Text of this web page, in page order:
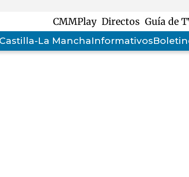
CMMPlay Directos Guía de
Castilla-La ManchaInformativos